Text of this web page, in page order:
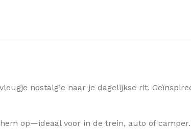
nostalgie naar je dagelijkse rit.
op—ideaal voor in de trein, auto of